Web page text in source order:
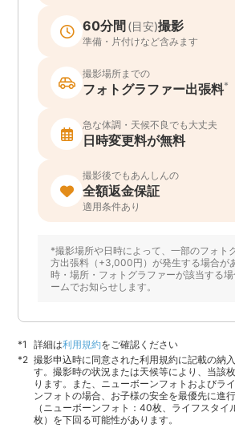
60分間(目安)撮影
準備・片付けなど含みます
撮影場所までの
フォトグラファー出張料*
急な体調・天候不良でも大丈夫
日時変更料が無料
撮影後でもあんしんの
全額返金保証
適用条件あり
*撮影場所や日時によって、一部のフォト
方出張料（+3,000円）が発生する場合が
時・場所・フォトグラファーが該当する
ームでお知らせします。
詳細は利用規約をご確認ください
撮影申込時に同意された利用規約に記載の納
す。撮影時の状況または天候等により、当該
ります。また、ニューボーンフォトおよびラ
ンフォトの場合、お子様の安全を最優先に進
（ニューボーンフォト：40枚、ライフスタ
枚）を下回る可能性があります。